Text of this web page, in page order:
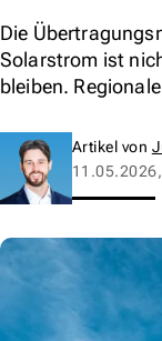
Die
Solarstrom ist
bleiben.
Artikel von